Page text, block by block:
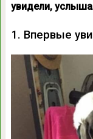
увидели,
1. Впервые